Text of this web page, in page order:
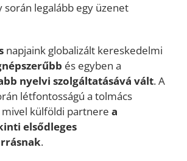
során legalább egy üzenet
napjaink globalizált kereskedelmi
és egyben a
nyelvi szolgáltatásává vált. A
létfontosságú a tolmács
külföldi partnere a
elsődleges
.